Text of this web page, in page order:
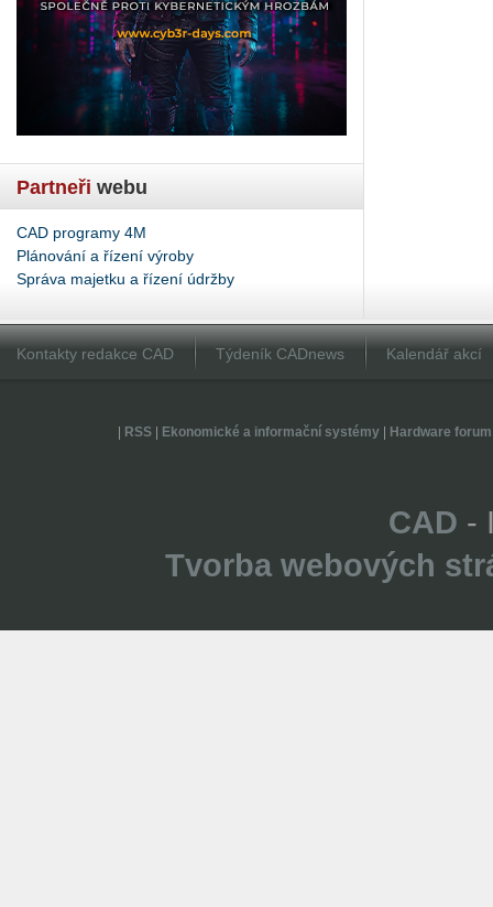
Partneři webu
CAD programy 4M
Plánování a řízení výroby
Správa majetku a řízení údržby
Kontakty redakce CAD Týdeník CADnews Kalendář akcí
RSS| Ekonomické a informační systémy| Hardware forum
CAD -
Tvorba webových